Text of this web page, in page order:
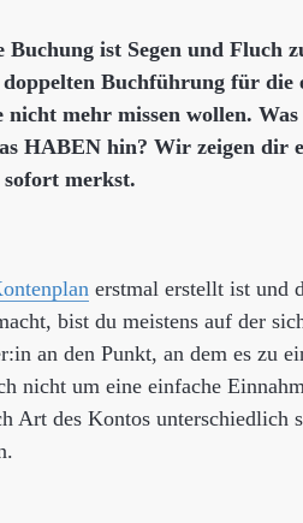
Buchung ist Segen und Fluch
Buchführung für die
nicht mehr missen wollen.
HABEN hin? Wir zeigen dir
merkst.
erstmal erstellt ist und
bist du meistens auf der
an den Punkt, an dem es zu
nicht um eine einfache
Art des Kontos unterschiedlich